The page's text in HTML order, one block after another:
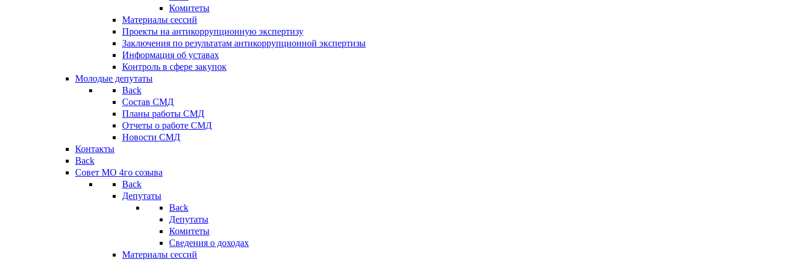
Комитеты
Материалы сессий
Проекты на антикоррупционную экспертизу
Заключения по результатам антикоррупционной экспертизы
Информация об уставах
Контроль в сфере закупок
Молодые депутаты
Back
Состав СМД
Планы работы СМД
Отчеты о работе СМД
Новости СМД
Контакты
Back
Совет МО 4го созыва
Back
Депутаты
Back
Депутаты
Комитеты
Сведения о доходах
Материалы сессий